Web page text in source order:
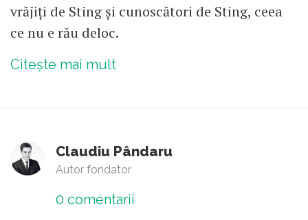
vrăjiți de Sting și cunoscători de Sting, ceea
ce nu e rău deloc.
Citește mai mult
Claudiu Pândaru
Autor fondator
0 comentarii